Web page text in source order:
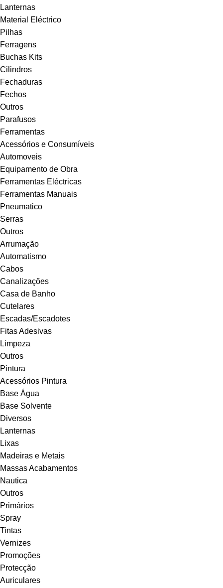
Lanternas
Material Eléctrico
Pilhas
Ferragens
Buchas Kits
Cilindros
Fechaduras
Fechos
Outros
Parafusos
Ferramentas
Acessórios e Consumíveis
Automoveis
Equipamento de Obra
Ferramentas Eléctricas
Ferramentas Manuais
Pneumatico
Serras
Outros
Arrumação
Automatismo
Cabos
Canalizações
Casa de Banho
Cutelares
Escadas/Escadotes
Fitas Adesivas
Limpeza
Outros
Pintura
Acessórios Pintura
Base Água
Base Solvente
Diversos
Lanternas
Lixas
Madeiras e Metais
Massas Acabamentos
Nautica
Outros
Primários
Spray
Tintas
Vernizes
Promoções
Protecção
Auriculares